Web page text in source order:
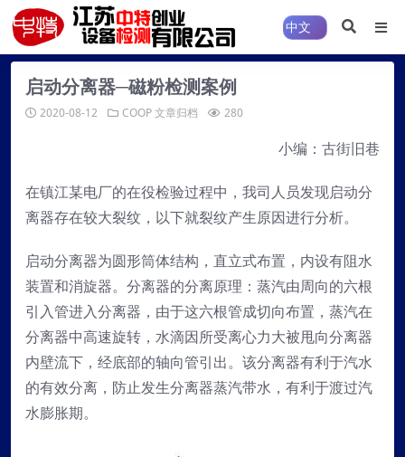
启动分离器─磁粉检测案例
2020-08-12 COOP文章归档 280
小编：古街旧巷
在镇江某电厂的在役检验过程中，我司人员发现启动分
离器存在较大裂纹，以下就裂纹产生原因进行分析。
启动分离器为圆形筒体结构，直立式布置，内设有阻水
装置和消旋器。分离器的分离原理：蒸汽由周向的六根
引入管进入分离器，由于这六根管成切向布置，蒸汽在
分离器中高速旋转，水滴因所受离心力大被甩向分离器
内壁流下，经底部的轴向管引出。该分离器有利于汽水
的有效分离，防止发生分离器蒸汽带水，有利于渡过汽
水膨胀期。